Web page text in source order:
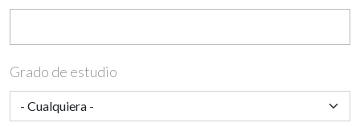
Grado de estudio